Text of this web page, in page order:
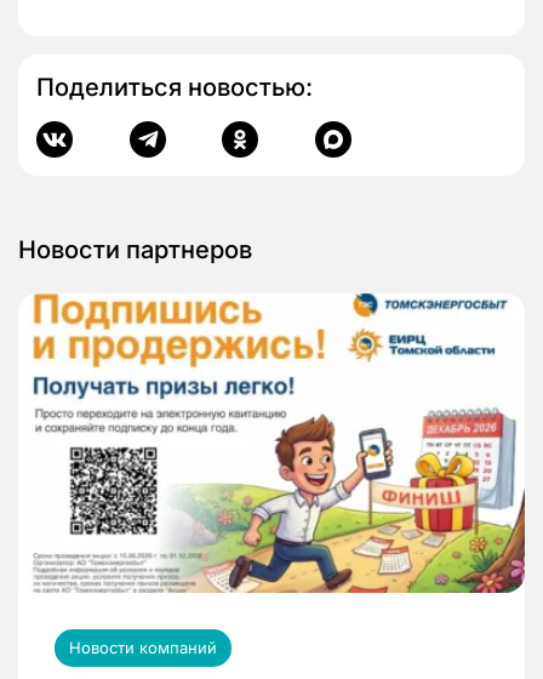
Поделиться новостью:
Новости партнеров
Новости компаний